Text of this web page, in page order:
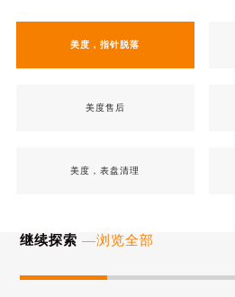
美度，指针脱落
美度售后
美度，表盘清理
继续探索 —浏览全部